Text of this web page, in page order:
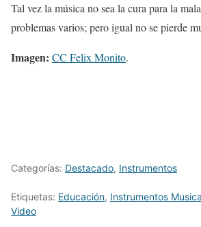
Tal vez la música no sea la cura para la
problemas varios; pero igual no se pierde
Imagen: CC Felix Monito.
Categorías: Destacado, Instrumentos
Etiquetas: Educación, Instrumentos
Video